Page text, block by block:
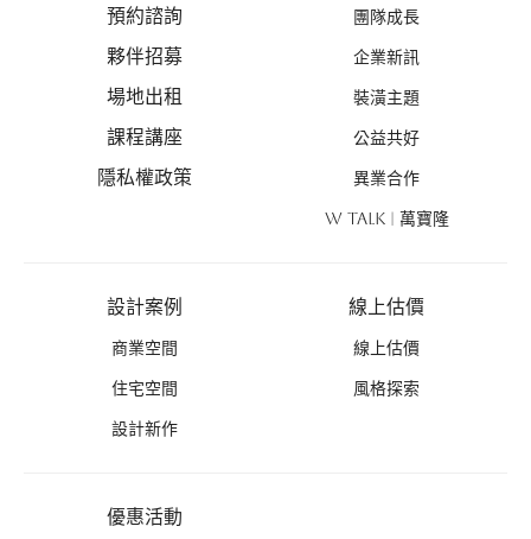
預約諮詢
夥伴招募
場地出租
課程講座
隱私權政策
團隊成長
企業新訊
裝潢主題
公益共好
異業合作
W TALK | 萬寶隆
設計案例
商業空間
住宅空間
設計新作
線上估價
線上估價
風格探索
優惠活動